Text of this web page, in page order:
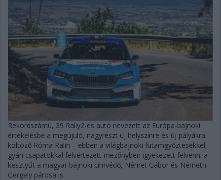
Rekordszámú, 39 Rally2-es autó nevezett az Európa-bajnoki
értékelésbe a megújuló, nagyrészt új helyszínre és új pályákra
költöző Róma Ralin – ebben a világbajnoki futamgyőztesekkel,
gyári csapatokkal felvértezett mezőnyben igyekezett felvenni a
kesztyűt a magyar bajnoki címvédő, Német Gábor és Németh
Gergely párosa is.